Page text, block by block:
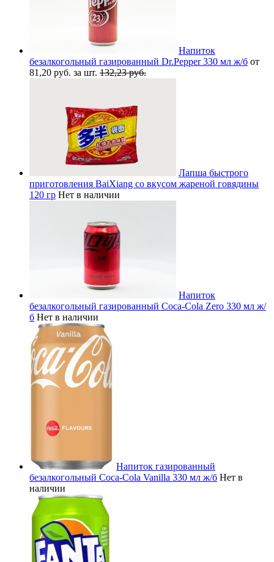
Напиток
безалкогольный газированный Dr.Pepper 330 мл ж/б от
81,20 руб. за шт. 132,23 руб.
Лапша быстрого
приготовления BaiXiang со вкусом жареной говядины
120 гр Нет в наличии
Напиток
безалкогольный газированный Coca-Cola Zero 330 мл ж/
б Нет в наличии
Напиток газированный
безалкогольный Coca-Cola Vanilla 330 мл ж/б Нет в
наличии